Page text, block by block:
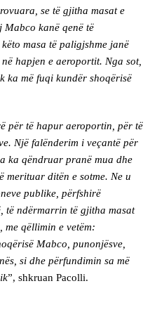
se të gjitha masat e
Mabco kanë qenë të
masa të paligjshme janë
hapjen e aeroportit. Nga sot,
ka më fuqi kundër shoqërisë
për të hapur aeroportin, për të
Një falënderim i veçantë për
ka qëndruar pranë mua dhe
merituar ditën e sotme. Ne u
publike, përfshirë
të ndërmarrin të gjitha masat
me qëllimin e vetëm:
Mabco, punonjësve,
si dhe përfundimin sa më
”, shkruan Pacolli.